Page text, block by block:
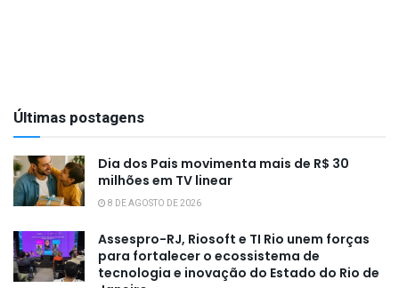
Últimas postagens
Dia dos Pais movimenta mais de R$ 30
milhões em TV linear
8 DE AGOSTO DE 2026
Assespro-RJ, Riosoft e TI Rio unem forças
para fortalecer o ecossistema de
tecnologia e inovação do Estado do Rio de